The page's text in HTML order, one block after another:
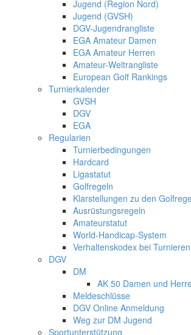
Jugend (Region Nord)
Jugend (GVSH)
DGV-Jugendrangliste
EGA Amateur Damen
EGA Amateur Herren
Amateur-Weltrangliste
European Golf Rankings
Turnierkalender
GVSH
DGV
EGA
Regularien
Turnierbedingungen
Hardcard
Ligastatut
Golfregeln
Klarstellungen zu den
Ausrüstungsregeln
Amateurstatut
World-Handicap-System
Verhaltenskodex bei Turnieren
DGV
DM
AK 50 Damen und
Meldeschlüsse
DGV Online Anmeldung
Weg zur DM Jugend
Sportunterstützung